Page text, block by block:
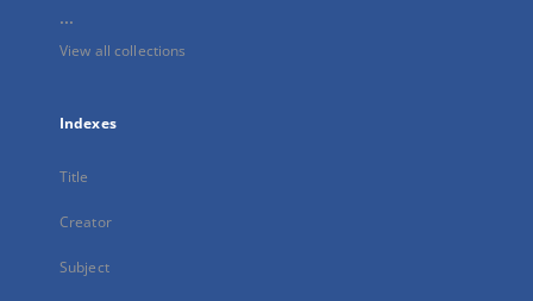
...
View all collections
Indexes
Title
Creator
Subject